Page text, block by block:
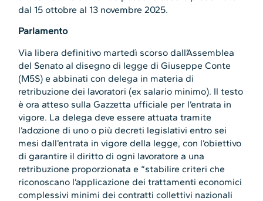
dal 15 ottobre al 13 novembre 2025.
Parlamento
Via libera definitivo martedì scorso dall’Assemblea
del Senato al disegno di legge di Giuseppe Conte
(M5S) e abbinati con delega in materia di
retribuzione dei lavoratori (ex salario minimo). Il testo
è ora atteso sulla Gazzetta ufficiale per l’entrata in
vigore. La delega deve essere attuata tramite
l’adozione di uno o più decreti legislativi entro sei
mesi dall’entrata in vigore della legge, con l’obiettivo
di garantire il diritto di ogni lavoratore a una
retribuzione proporzionata e “stabilire criteri che
riconoscano l’applicazione dei trattamenti economici
complessivi minimi dei contratti collettivi nazionali